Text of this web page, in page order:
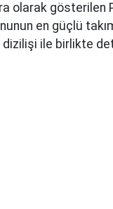
olarak gösterilen
en güçlü
ile birlikte